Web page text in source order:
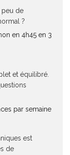
peu de
?
en 4h45 en 3
et équilibré.
par semaine
est
de